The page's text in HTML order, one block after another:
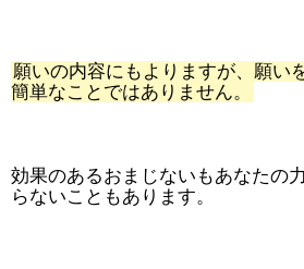
願いの内容にもよりますが、願い
簡単なことではありません。
効果のあるおまじないもあなたの
らないこともあります。